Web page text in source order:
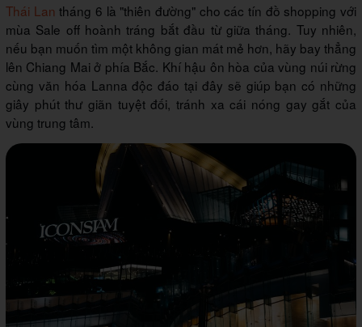
Thái Lan tháng 6 là "thiên đường" cho các tín đồ shopping với
mùa Sale off hoành tráng bắt đầu từ giữa tháng. Tuy nhiên,
nếu bạn muốn tìm một không gian mát mẻ hơn, hãy bay thẳng
lên Chiang Mai ở phía Bắc. Khí hậu ôn hòa của vùng núi rừng
cùng văn hóa Lanna độc đáo tại đây sẽ giúp bạn có những
giây phút thư giãn tuyệt đối, tránh xa cái nóng gay gắt của
vùng trung tâm.